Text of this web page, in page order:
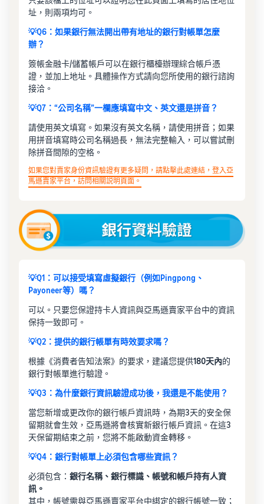
址，則兩項均可。
💡Q6：如果銀行無法開出帶有地址的銀行對帳單怎麼
辦？
簽帳金融卡/儲蓄帳戶可以在銀行櫃檯辦理綜合帳戶憑
證，並加上地址。具體操作方式請向您所使用的銀行諮詢
接洽。
💡Q7：“公司名稱”一欄應填寫中文、英文還是拼音？
請使用英文填寫。如果沒有英文名稱，請使用拼音；如果
用拼音填寫時公司名稱過長，無法完整輸入，可以嘗試刪
除拼音間隙的空格。
如果您對賣家身份資訊驗證有更多疑問，請點擊此處連結，登入亞
馬遜賣家平台，訪問相關説明頁面。
💡Q1：可以接受填寫虛擬銀行（例如Pingpong、
Payoneer等）嗎？
可以。只要您保證持卡人資訊與亞馬遜賣家平台中的資訊
保持一致即可。
💡Q2：提供的銀行帳單有時效要求嗎？
根據《消費者告知法案》的要求，建議您提供180天內的
銀行對帳單進行驗證。
💡Q3：為什麼銀行資訊驗證成功後，我還是不能使用？
當您新增或更改你的銀行帳戶資訊時，為期3天的安全保
留期就會生效，亞馬遜將會核實新銀行帳戶資訊。在這3
天保留期結束之前，您將不能啟動資金轉移。
💡Q4：銀行對帳單上必須包含哪些資訊？
必須包含： 銀行名稱、銀行標識、帳號和帳戶持有人資
訊。
其中，帳號需與亞馬遜賣家平台中綁定的銀行帳號一致；